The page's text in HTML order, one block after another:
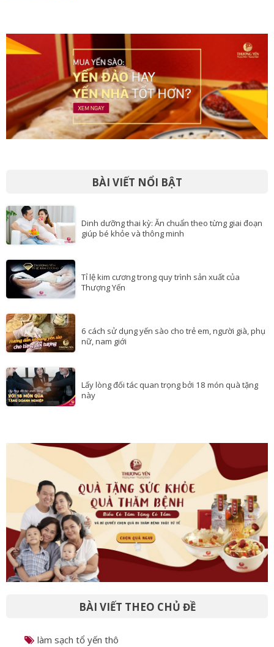
BÀI VIẾT NỔI BẬT
Dinh dưỡng thai kỳ: Ăn chuẩn theo từng giai đoạn
giúp bé khỏe và thông minh
Tỉ lệ kim cương trong quy trình sản xuất của
Thượng Yến
6 cách sử dụng yến sào cho trẻ em, người già, phụ
nữ, nam giới
Lấy lòng đối tác quan trọng bởi 18 món quà tặng
này
BÀI VIẾT THEO CHỦ ĐỀ
làm sạch tổ yến thô